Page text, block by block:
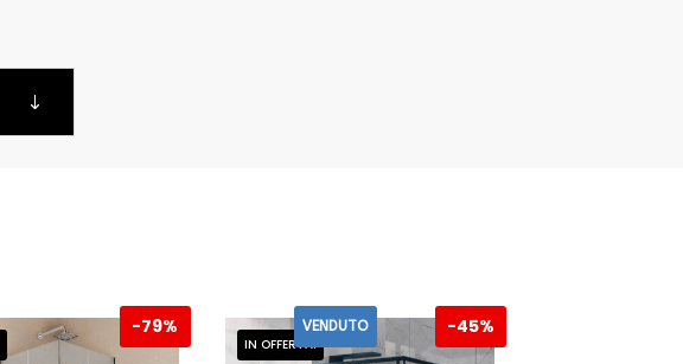
-79%
IN OFFERTA!
-45%
VENDUTO